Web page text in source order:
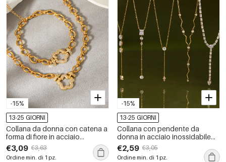
-15%
13-25 GIORNI
Collana da donna con catena a
forma di fiore in acciaio
inossidabile, impermeabile,
color oro e zirconi.
€3,09 €3,63
Ordine min. di 1 pz.
-15%
13-25 GIORNI
Collana con pendente da
donna in acciaio inossidabile
impermeabile color oro con
zirconi
€2,59 €3,05
Ordine min. di 1 pz.